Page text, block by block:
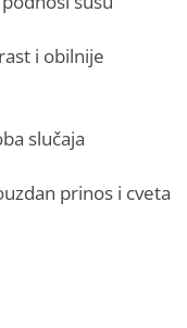
i obilnije
slučaja
prinos i cveta